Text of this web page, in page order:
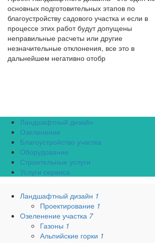
основных подготовительных этапов по
благоустройству садового участка и если в
процессе этих работ будут допущены
неправильные расчеты или другие
незначительные отклонения, все это в
дальнейшем негативно отобр
Ландшафтный дизайн
Озеленение
Благоустройство участка
Оборудование
Строительные услуги
Услуги сервиса
Ландшафтный дизайн 1
Проектирование 1
Озеленение участка 7
Газоны 1
Альпийские горки 1